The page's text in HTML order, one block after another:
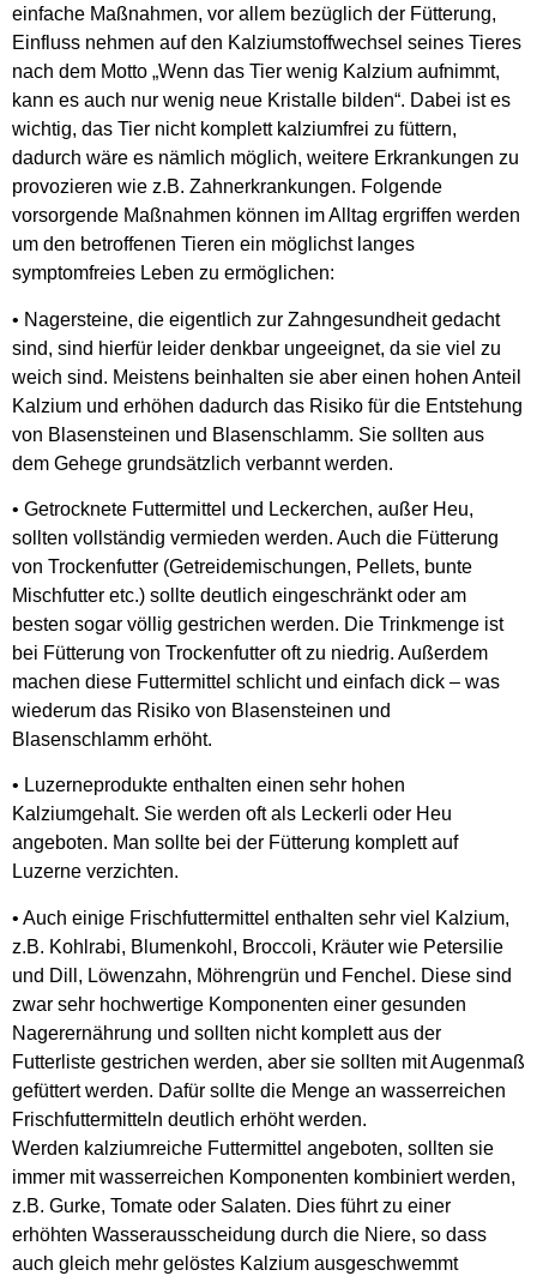
einfache Maßnahmen, vor allem bezüglich der Fütterung,
Einfluss nehmen auf den Kalziumstoffwechsel seines Tieres
nach dem Motto „Wenn das Tier wenig Kalzium aufnimmt,
kann es auch nur wenig neue Kristalle bilden“. Dabei ist es
wichtig, das Tier nicht komplett kalziumfrei zu füttern,
dadurch wäre es nämlich möglich, weitere Erkrankungen zu
provozieren wie z.B. Zahnerkrankungen. Folgende
vorsorgende Maßnahmen können im Alltag ergriffen werden
um den betroffenen Tieren ein möglichst langes
symptomfreies Leben zu ermöglichen:
• Nagersteine, die eigentlich zur Zahngesundheit gedacht
sind, sind hierfür leider denkbar ungeeignet, da sie viel zu
weich sind. Meistens beinhalten sie aber einen hohen Anteil
Kalzium und erhöhen dadurch das Risiko für die Entstehung
von Blasensteinen und Blasenschlamm. Sie sollten aus
dem Gehege grundsätzlich verbannt werden.
• Getrocknete Futtermittel und Leckerchen, außer Heu,
sollten vollständig vermieden werden. Auch die Fütterung
von Trockenfutter (Getreidemischungen, Pellets, bunte
Mischfutter etc.) sollte deutlich eingeschränkt oder am
besten sogar völlig gestrichen werden. Die Trinkmenge ist
bei Fütterung von Trockenfutter oft zu niedrig. Außerdem
machen diese Futtermittel schlicht und einfach dick – was
wiederum das Risiko von Blasensteinen und
Blasenschlamm erhöht.
• Luzerneprodukte enthalten einen sehr hohen
Kalziumgehalt. Sie werden oft als Leckerli oder Heu
angeboten. Man sollte bei der Fütterung komplett auf
Luzerne verzichten.
• Auch einige Frischfuttermittel enthalten sehr viel Kalzium,
z.B. Kohlrabi, Blumenkohl, Broccoli, Kräuter wie Petersilie
und Dill, Löwenzahn, Möhrengrün und Fenchel. Diese sind
zwar sehr hochwertige Komponenten einer gesunden
Nagerernährung und sollten nicht komplett aus der
Futterliste gestrichen werden, aber sie sollten mit Augenmaß
gefüttert werden. Dafür sollte die Menge an wasserreichen
Frischfuttermitteln deutlich erhöht werden.
Werden kalziumreiche Futtermittel angeboten, sollten sie
immer mit wasserreichen Komponenten kombiniert werden,
z.B. Gurke, Tomate oder Salaten. Dies führt zu einer
erhöhten Wasserausscheidung durch die Niere, so dass
auch gleich mehr gelöstes Kalzium ausgeschwemmt